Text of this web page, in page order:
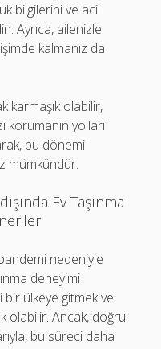
bilgilerini ve acil
Ayrıca, ailenizle
kalmanız da
karmaşık olabilir,
korumanın yolları
bu dönemi
mümkündür.
Ev Taşınma
nedeniyle
deneyimi
bir ülkeye gitmek ve
olabilir. Ancak, doğru
bu süreci daha